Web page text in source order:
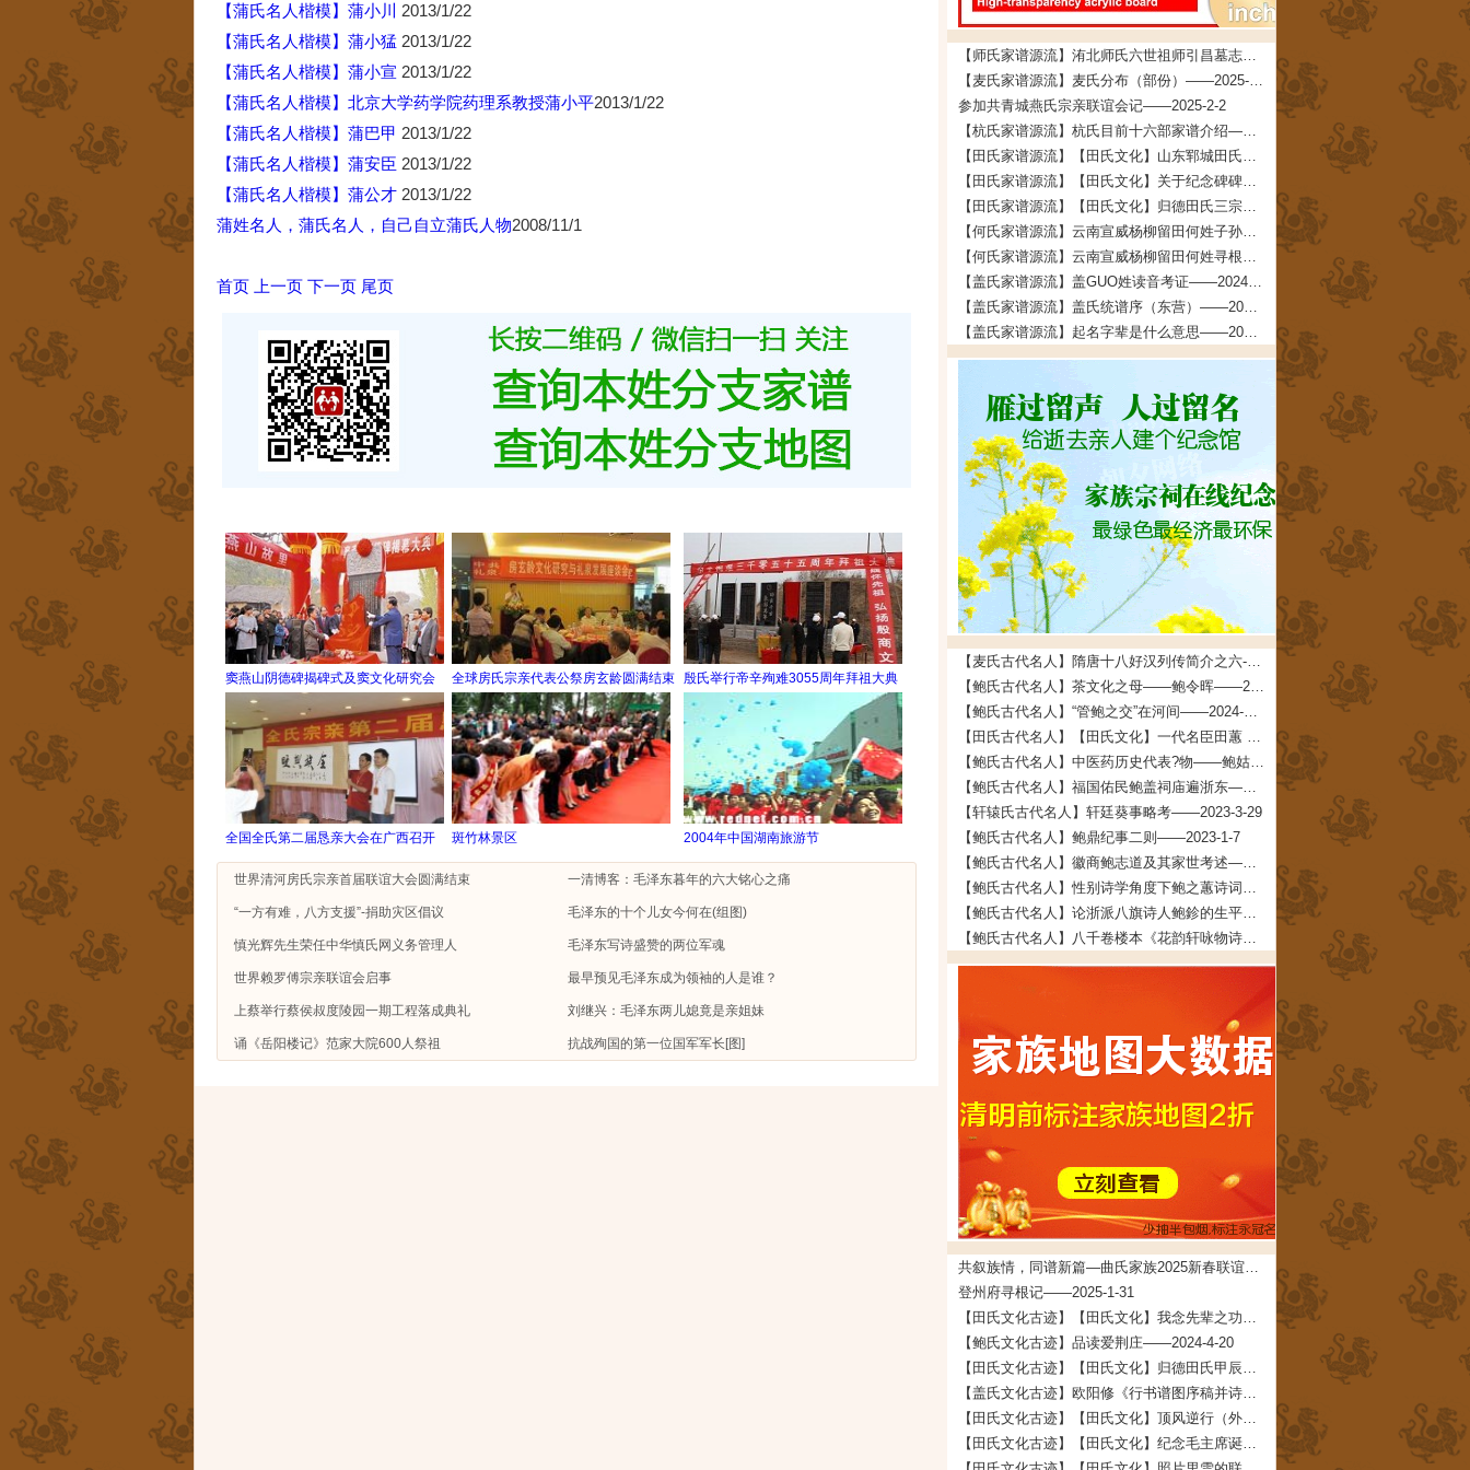
【师氏家谱源流】洧北师氏六世祖师引昌墓志铭——2026-4-5
【麦氏家谱源流】麦氏分布（部份）——2025-3-5
参加共青城燕氏宗亲联谊会记——2025-2-2
【杭氏家谱源流】杭氏目前十六部家谱介绍——2024-5-22
【田氏家谱源流】【田氏文化】山东郓城田氏——2024-5-18
【田氏家谱源流】【田氏文化】关于纪念碑碑文的说明——2024-4-13
【田氏家谱源流】【田氏文化】归德田氏三宗支：“三田一家”的考证依据及考证过程——2024-4-4
【何氏家谱源流】云南宣威杨柳留田何姓子孙寻根启示——2024-3-6
【何氏家谱源流】云南宣威杨柳留田何姓寻根启示——2024-3-6
【盖氏家谱源流】盖GUO姓读音考证——2024-2-26
【盖氏家谱源流】盖氏统谱序（东营）——2024-2-7
【盖氏家谱源流】起名字辈是什么意思——2024-2-6
【麦氏古代名人】隋唐十八好汉列传简介之六--麦氏始祖铁杖公——2025-5-23
【鲍氏古代名人】茶文化之母——鲍令晖——2024-2-5
【鲍氏古代名人】“管鲍之交”在河间——2024-1-14
【田氏古代名人】【田氏文化】一代名臣田蕙 文/田福宏——2023-8-26
【鲍氏古代名人】中医药历史代表?物——鲍姑——2023-7-16
【鲍氏古代名人】福国佑民鲍盖祠庙遍浙东——2023-7-16
【轩辕氏古代名人】轩廷葵事略考——2023-3-29
【鲍氏古代名人】鲍鼎纪事二则——2023-1-7
【鲍氏古代名人】徽商鲍志道及其家世考述——2023-1-7
【鲍氏古代名人】性别诗学角度下鲍之蕙诗词创作研究——2022-12-25
【鲍氏古代名人】论浙派八旗诗人鲍鉁的生平、创作与交游——2022-12-25
【鲍氏古代名人】八千卷楼本《花韵轩咏物诗存》的文献及文学价值兼及鲍廷博诗词辑佚——2022-12-25
共叙族情，同谱新篇—曲氏家族2025新春联谊会在牟平圆满举办——2025-5-7
登州府寻根记——2025-1-31
【田氏文化古迹】【田氏文化】我念先辈之功德 文/田启礼——2024-4-22
【鲍氏文化古迹】品读爱荆庄——2024-4-20
【田氏文化古迹】【田氏文化】归德田氏甲辰年清明团圆拜祖大典拜祖文——2024-4-11
【盖氏文化古迹】欧阳修《行书谱图序稿并诗》——2024-2-7
【田氏文化古迹】【田氏文化】顶风逆行（外五首） 文/田春兰——2024-2-3
【田氏文化古迹】【田氏文化】纪念毛主席诞辰一百三十周年 文/田仁刚——2023-12-27
【蒲氏名人楷模】蒲小川 2013/1/22
【蒲氏名人楷模】蒲小猛 2013/1/22
【蒲氏名人楷模】蒲小宣 2013/1/22
【蒲氏名人楷模】北京大学药学院药理系教授蒲小平2013/1/22
【蒲氏名人楷模】蒲巴甲 2013/1/22
【蒲氏名人楷模】蒲安臣 2013/1/22
【蒲氏名人楷模】蒲公才 2013/1/22
蒲姓名人，蒲氏名人，自己自立蒲氏人物2008/11/1
首页 上一页 下一页 尾页
窦燕山阴德碑揭碑式及窦文化研究会 全球房氏宗亲代表公祭房玄龄圆满结束 殷氏举行帝辛殉难3055周年拜祖大典
全国全氏第二届恳亲大会在广西召开 斑竹林景区 2004年中国湖南旅游节
世界清河房氏宗亲首届联谊大会圆满结束 一清博客：毛泽东暮年的六大铭心之痛
“一方有难，八方支援”-捐助灾区倡议 毛泽东的十个儿女今何在(组图)
慎光辉先生荣任中华慎氏网义务管理人 毛泽东写诗盛赞的两位军魂
世界赖罗傅宗亲联谊会启事 最早预见毛泽东成为领袖的人是谁？
上蔡举行蔡侯叔度陵园一期工程落成典礼 刘继兴：毛泽东两儿媳竟是亲姐妹
诵《岳阳楼记》范家大院600人祭祖 抗战殉国的第一位国军军长[图]